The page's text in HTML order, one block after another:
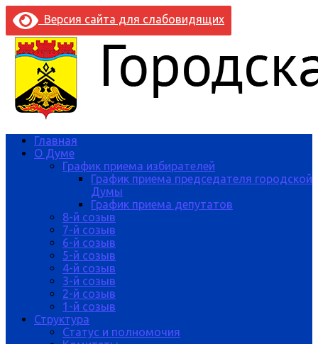
Версия сайта для слабовидящих
Главная
О Думе
График приема избирателей
График приема председателя городской
Думы
График приема депутатов
8-й созыв
7-й созыв
6-й созыв
5-й созыв
4-й созыв
3-й созыв
2-й созыв
1-й созыв
Структура
Статус и полномочия